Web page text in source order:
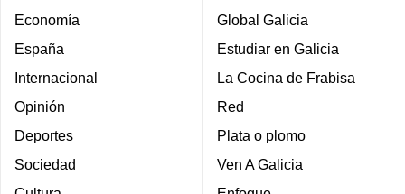
Economía
España
Internacional
Opinión
Deportes
Sociedad
Global Galicia
Estudiar en Galicia
La Cocina de Frabisa
Red
Plata o plomo
Ven A Galicia